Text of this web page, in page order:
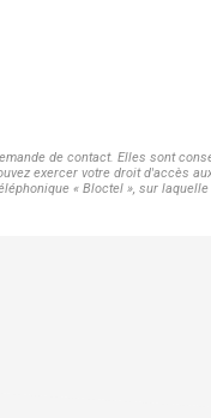
de contact. Elles sont
exercer votre droit d'accès
« Bloctel », sur